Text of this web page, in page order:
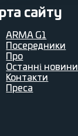
сайту
ARMA G1
Посередники
Про
Останні новини
Контакти
Преса